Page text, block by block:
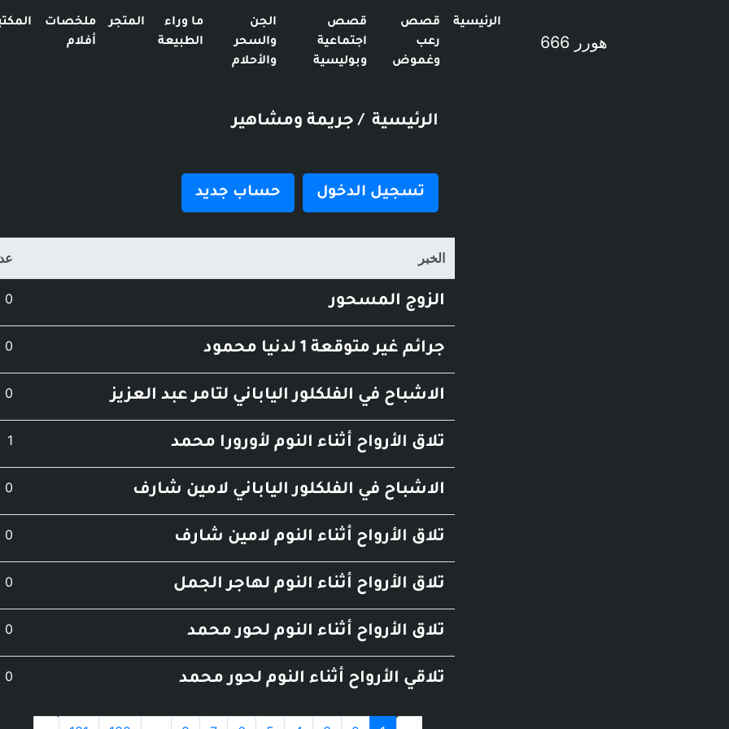
هورر 666
الرئيسية
قصص
رعب
وغموض
قصص
اجتماعية
وبوليسية
الجن
والسحر
والأحلام
ما وراء
الطبيعة
المتجر
ملخصات
أفلام
الرئيسية / جريمة ومشاهير
تسجيل الدخول حساب جديد
الخبر
الزوج المسحور 0
جرائم غير متوقعة 1 لدنيا محمود 0
الاشباح في الفلكلور الياباني لتامر عبد العزيز 0
تلاق الأرواح أثناء النوم لأورورا محمد 1
الاشباح في الفلكلور الياباني لامين شارف 0
تلاق الأرواح أثناء النوم لامين شارف 0
تلاق الأرواح أثناء النوم لهاجر الجمل 0
تلاق الأرواح أثناء النوم لحور محمد 0
تلاقي الأرواح أثناء النوم لحور محمد 0